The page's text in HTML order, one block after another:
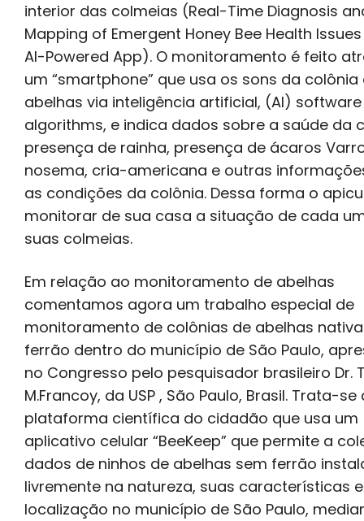
interior das colmeias (Real-Time Diagnosis
Mapping of Emergent Honey Bee Health
Al-Powered App). O monitoramento é feito
um “smartphone” que usa os sons da colônia
abelhas via inteligência artificial, (AI) software
algorithms, e indica dados sobre a saúde da
presença de rainha, presença de ácaros
nosema, cria-americana e outras
as condições da colônia. Dessa forma o
monitorar de sua casa a situação de cada
suas colmeias.
Em relação ao monitoramento de abelhas
comentamos agora um trabalho especial de
monitoramento de colônias de abelhas
ferrão dentro do município de São Paulo,
no Congresso pelo pesquisador brasileiro Dr.
M.Francoy, da USP , São Paulo, Brasil. Trata-
plataforma científica do cidadão que usa um
aplicativo celular “BeeKeep” que permite a
dados de ninhos de abelhas sem ferrão
livremente na natureza, suas características e
localização no município de São Paulo,